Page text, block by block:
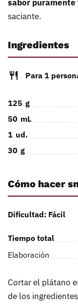
sabor
saciante.
Ingredientes
Para 1
125 g
50 mL
1 ud.
30 g
Cómo hacer
Dificultad: Fácil
Tiempo total
Elaboración
Cortar el plátano
de los